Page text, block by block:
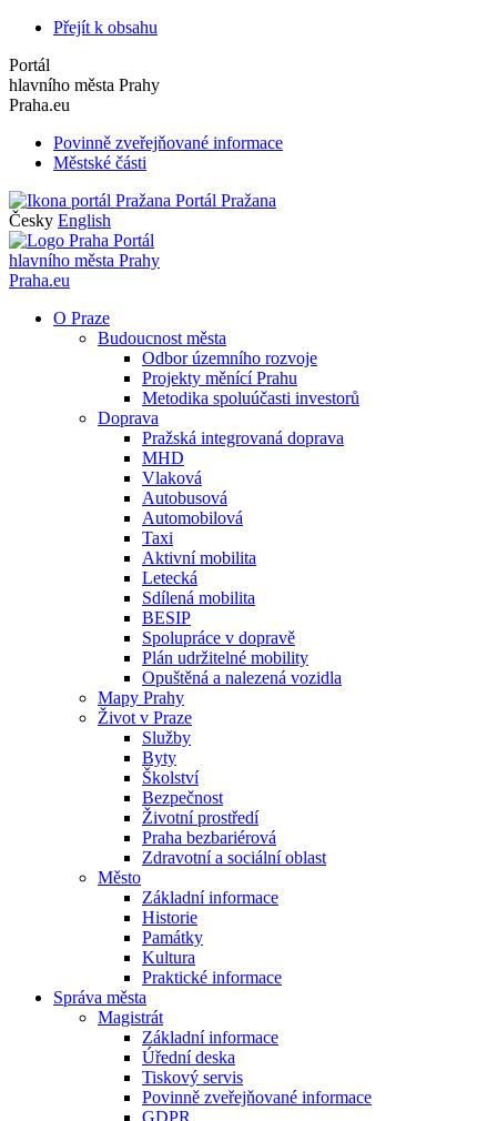
Přejít k obsahu
Portál
hlavního města Prahy
Praha.eu
Povinně zveřejňované informace
Městské části
Portál Pražana
Česky English
Portál
hlavního města Prahy
Praha.eu
O Praze
Budoucnost města
Odbor územního rozvoje
Projekty měnící Prahu
Metodika spoluúčasti investorů
Doprava
Pražská integrovaná doprava
MHD
Vlaková
Autobusová
Automobilová
Taxi
Aktivní mobilita
Letecká
Sdílená mobilita
BESIP
Spolupráce v dopravě
Plán udržitelné mobility
Opuštěná a nalezená vozidla
Mapy Prahy
Život v Praze
Služby
Byty
Školství
Bezpečnost
Životní prostředí
Praha bezbariérová
Zdravotní a sociální oblast
Město
Základní informace
Historie
Památky
Kultura
Praktické informace
Správa města
Magistrát
Základní informace
Úřední deska
Tiskový servis
Povinně zveřejňované informace
GDPR